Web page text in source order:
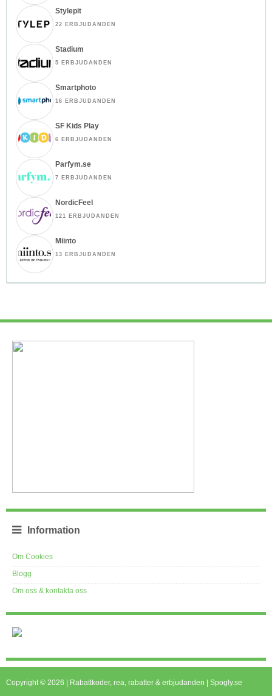
Stylepit
22 ERBJUDANDEN
Stadium
5 ERBJUDANDEN
Smartphoto
16 ERBJUDANDEN
SF Kids Play
6 ERBJUDANDEN
Parfym.se
7 ERBJUDANDEN
NordicFeel
121 ERBJUDANDEN
Miinto
13 ERBJUDANDEN
Information
Om Cookies
Blogg
Om oss & kontakta oss
Copyright © 2026 | Rabattkoder, rea, rabatter & erbjudanden | Spogly.se